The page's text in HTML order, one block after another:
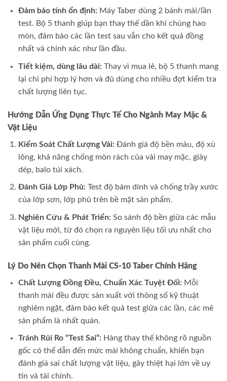
Đảm bảo tính ổn định:Máy Taber dùng 2 bánh mài/lần
test. Bộ 5 thanh giúp bạn thay thế dần khi chúng hao
mòn, đảm bảo các lần test sau vẫn cho kết quả đồng
nhất và chính xác như lần đầu.
Tiết kiệm, dùng lâu dài:Thay vì mua lẻ, bộ 5 thanh mang
lại chi phí hợp lý hơn và đủ dùng cho nhiều đợt kiểm tra
chất lượng liên tục.
Hướng Dẫn Ứng Dụng Thực Tế Cho Ngành May Mặc &
Vật Liệu
Kiểm Soát Chất Lượng Vải:Đánh giá độ bền màu, độ xù
lông, khả năng chống mòn rách của vải may mặc, giày
dép, balo túi xách.
Đánh Giá Lớp Phủ:Test độ bám dính và chống trầy xước
của lớp sơn, lớp phủ trên bề mặt sản phẩm.
Nghiên Cứu & Phát Triển:So sánh độ bền giữa các mẫu
vật liệu mới, từ đó chọn ra nguyên liệu tối ưu nhất cho
sản phẩm cuối cùng.
Lý Do Nên Chọn Thanh Mài CS-10 Taber Chính Hãng
Chất Lượng Đồng Đều, Chuẩn Xác Tuyệt Đối:Mỗi
thanh mài đều được sản xuất với thông số kỹ thuật
nghiêm ngặt, đảm bảo kết quả test giữa các lần, các mẻ
sản phẩm là nhất quán.
Tránh Rủi Ro “Test Sai”:Hàng thay thế không rõ nguồn
gốc có thể dẫn đến mức mài không chuẩn, khiến bạn
đánh giá sai chất lượng vật liệu, gây thiệt hại lớn về uy
tín và tài chính.